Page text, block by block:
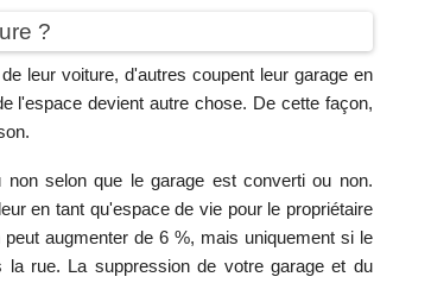
?
leur voiture, d'autres coupent leur garage en
l'espace devient autre chose. De cette façon,
selon que le garage est converti ou non.
en tant qu'espace de vie pour le propriétaire
augmenter de 6 %, mais uniquement si le
la rue. La suppression de votre garage et du